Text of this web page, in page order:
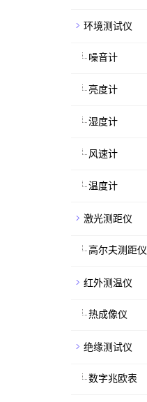
环境测试仪
噪音计
亮度计
湿度计
风速计
温度计
激光测距仪
高尔夫测距仪
红外测温仪
热成像仪
绝缘测试仪
数字兆欧表